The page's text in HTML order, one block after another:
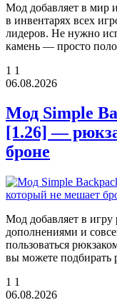
Мод добавляет в мир
в инвентарях всех
лидеров. Не нужно
камень — просто
1 1
06.08.2026
Мод Simple
[1.26] —
броне
Мод добавляет в
дополнениями и
пользоваться
вы можете
1 1
06.08.2026